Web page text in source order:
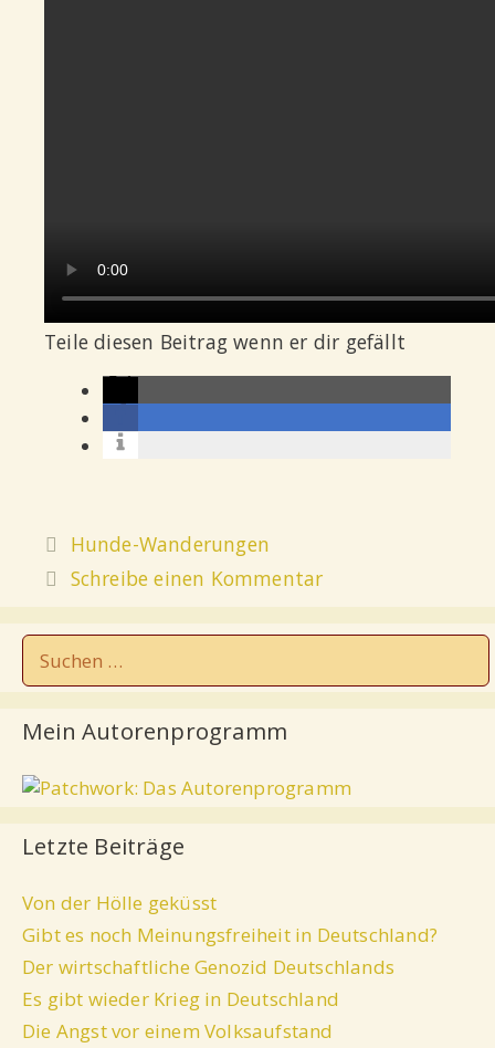
Teile diesen Beitrag wenn er dir gefällt
Hunde-Wanderungen
Schreibe einen Kommentar
Mein Autorenprogramm
Letzte Beiträge
Von der Hölle geküsst
Gibt es noch Meinungsfreiheit in Deutschland?
Der wirtschaftliche Genozid Deutschlands
Es gibt wieder Krieg in Deutschland
Die Angst vor einem Volksaufstand